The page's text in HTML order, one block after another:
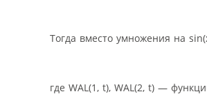
Тогда вместо умножения на
где WAL(1, t), WAL(2, t) —